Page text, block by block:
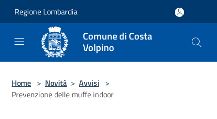
Regione Lombardia
Comune di Costa
Volpino
Home > Novità > Avvisi >
Prevenzione delle muffe indoor